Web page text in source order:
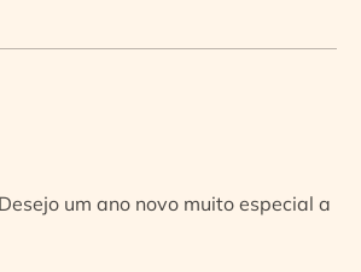
um ano novo muito especial a